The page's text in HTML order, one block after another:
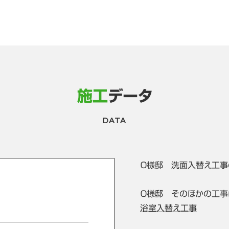
施工データ
DATA
Ｏ様邸 洗面入替え工事
Ｏ様邸 そのほかの工事
浴室入替え工事